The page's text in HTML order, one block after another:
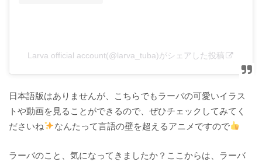
Larva official account(@larva_tuba)がシェアした投稿
日本語版はありませんが、こちらでもラーバの可愛いイラス
トや動画を見ることができるので、ぜひチェックしてみてく
ださいね
なんたって言語の壁を超えるアニメですので
ラーバのこと、気になってきましたか？ここからは、ラーバ